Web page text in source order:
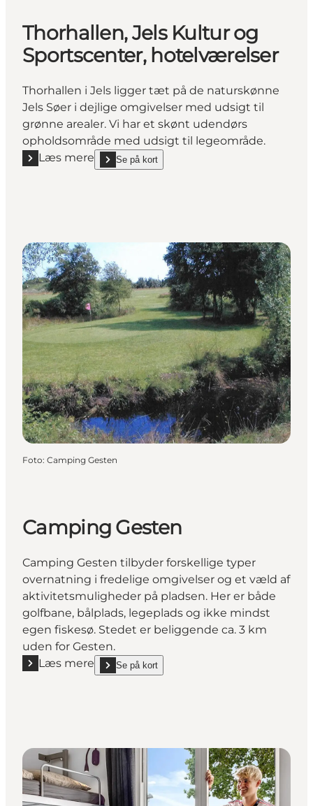
Thorhallen, Jels Kultur og
Sportscenter, hotelværelser
Thorhallen i Jels ligger tæt på de naturskønne
Jels Søer i dejlige omgivelser med udsigt til
grønne arealer. Vi har et skønt udendørs
opholdsområde med udsigt til legeområde.
Læs mere
Læs mere "Thorhallen, Jels Kultur og Sportscenter,
Se på kort
show Thorhallen, Jels Kultur og Sportscenter,
Foto: Camping Gesten
Camping Gesten
Camping Gesten tilbyder forskellige typer
overnatning i fredelige omgivelser og et væld af
aktivitetsmuligheder på pladsen. Her er både
golfbane, bålplads, legeplads og ikke mindst
egen fiskesø. Stedet er beliggende ca. 3 km
uden for Gesten.
Læs mere
Læs mere "Camping Gesten"
Se på kort
show Camping Gesten on_map